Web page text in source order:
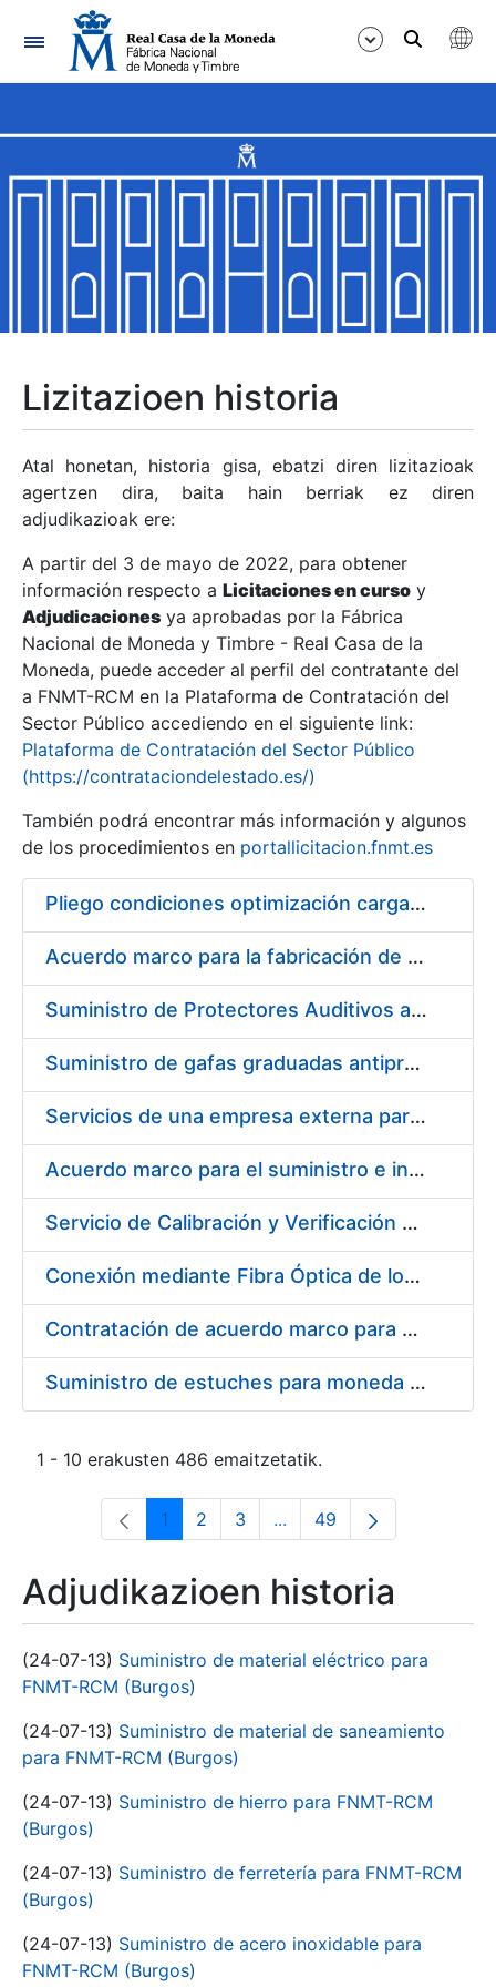
Nabigazioa
Erakutsi/Ezkutatu
Erakutsi/Ezkutatu
Erakutsi/Ezkutatu
Erakutsi/Ezkutatu
Erakutsi/Ezkutatu
Erakutsi/Ezkutatu
Erakutsi/Ezkutatu
Erakutsi/Ezkutatu
Lizitazioen historia
Atal honetan, historia gisa, ebatzi diren lizitazioak
agertzen dira, baita hain berriak ez diren
adjudikazioak ere:
A partir del 3 de mayo de 2022, para obtener
información respecto a Licitaciones en curso y
Adjudicaciones ya aprobadas por la Fábrica
Nacional de Moneda y Timbre - Real Casa de la
Moneda, puede acceder al perfil del contratante del
a FNMT-RCM en la Plataforma de Contratación del
Sector Público accediendo en el siguiente link:
Plataforma de Contratación del Sector Público
(https://contrataciondelestado.es/)
También podrá encontrar más información y algunos
de los procedimientos en portallicitacion.fnmt.es
Pliego condiciones optimización cargas compras firmado
Acuerdo marco para la fabricación de piezas
Suministro de Protectores Auditivos a medida para las personas trabajadoras de los Centros de Trabajo de Madrid y Burgos
Suministro de gafas graduadas antiproyecciones para los trabajadores de la FNMT-RCM en los centros de trabajo de Madrid y Burgos
Servicios de una empresa externa para el asesoramiento y resolución de los recursos de alzada que se presentan relacionados con procesos de selección para la FNMT-RCM
Acuerdo marco para el suministro e instalación de persianas, estores y otros complementos
Servicio de Calibración y Verificación Externa de los Equipos de Medición del Servicio de Prevención de la FNMT-RCM
Conexión mediante Fibra Óptica de los Centros de Proceso de Datos (CPDs) de las sedes de la FNMT-RCM de Burgos y Madrid
Contratación de acuerdo marco para el Suministro de Material de Electricidad para la Fábrica Nacional de Moneda y Timbre-Real Casa de la Moneda en su centro de trabajo de Burgos
Suministro de estuches para moneda de 30 €
1 - 10 erakusten 486 emaitzetatik.
Orrialdea
1 Orrialdea
2 Orrialdea
3 ...Intermediate Pages Use
Orrialdea
49
Adjudikazioen historia
(24-07-13) Suministro de material eléctrico para
FNMT-RCM (Burgos)
(24-07-13) Suministro de material de saneamiento
para FNMT-RCM (Burgos)
(24-07-13) Suministro de hierro para FNMT-RCM
(Burgos)
(24-07-13) Suministro de ferretería para FNMT-RCM
(Burgos)
(24-07-13) Suministro de acero inoxidable para
FNMT-RCM (Burgos)